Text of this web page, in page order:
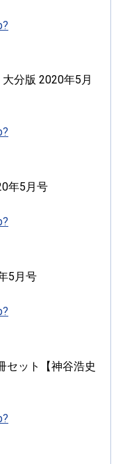
分版 2020年5月
年5月号
5月号
セット【神谷浩史